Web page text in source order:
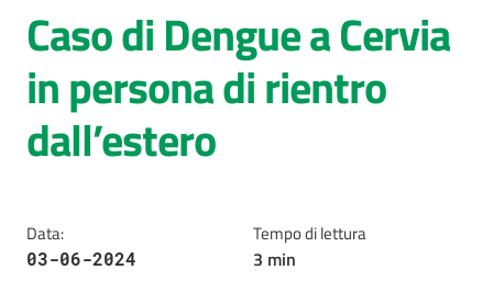
Azienda
Servizi
Luoghi
AUSL
Salta al contenuto
Caso di Dengue a Cervia
in persona di rientro
dall’estero
Data:
03-06-2024
Tempo di lettura
3 min